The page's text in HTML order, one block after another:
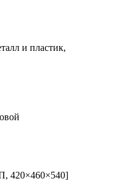
и пластик,
420×460×540]